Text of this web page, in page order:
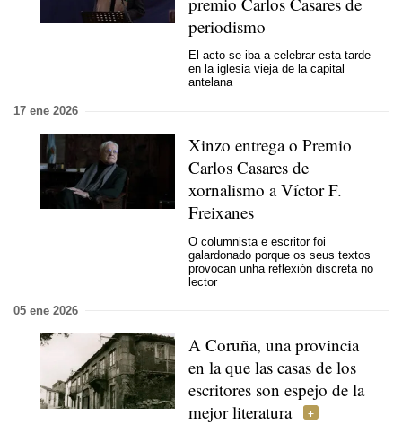
periodismo
El acto se iba a celebrar esta tarde
en la iglesia vieja de la capital
antelana
17 ene 2026
Xinzo entrega o Premio
Carlos Casares de
xornalismo a Víctor F.
Freixanes
O columnista e escritor foi
galardonado porque os seus textos
provocan unha reflexión discreta no
lector
05 ene 2026
A Coruña, una provincia
en la que las casas de los
escritores son espejo de la
mejor literatura